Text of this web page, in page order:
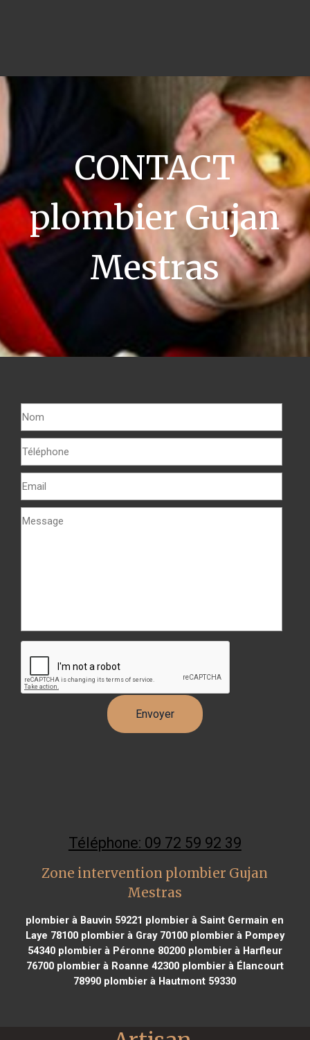
CONTACT
plombier Gujan
Mestras
Téléphone: 09 72 59 92 39
Zone intervention plombier Gujan
Mestras
plombier à Bauvin 59221 plombier à Saint Germain en
Laye 78100plombier à Gray 70100plombier à Pompey
54340plombier à Péronne 80200plombier à Harfleur
76700plombier à Roanne 42300plombier à Élancourt
78990 plombier à Hautmont 59330